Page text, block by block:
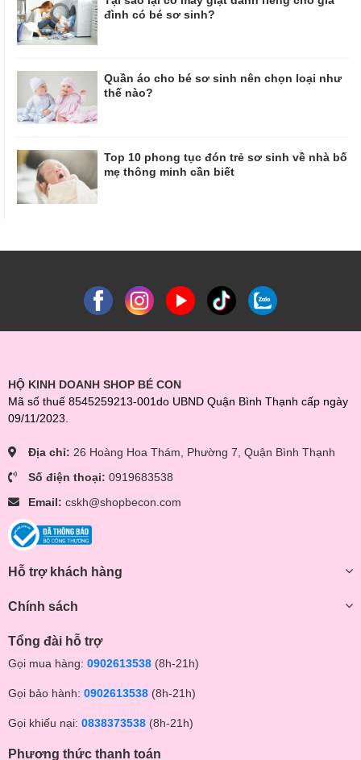
đình có bé sơ sinh?
Quần áo cho bé sơ sinh nên chọn loại như
thế nào?
Top 10 phong tục đón trẻ sơ sinh về nhà bố
mẹ thông minh cần biết
HỘ KINH DOANH SHOP BÉ CON
Mã số thuế 8545259213-001do UBND Quận Bình Thạnh cấp ngày
09/11/2023.
Địa chỉ: 26 Hoàng Hoa Thám, Phường 7, Quận Bình Thạnh
Số điện thoại: 0919683538
Email: cskh@shopbecon.com
Hỗ trợ khách hàng
Chính sách
Tổng đài hỗ trợ
Gọi mua hàng: 0902613538 (8h-21h)
Gọi bảo hành: 0902613538 (8h-21h)
Gọi khiếu nại: 0838373538 (8h-21h)
Phương thức thanh toán